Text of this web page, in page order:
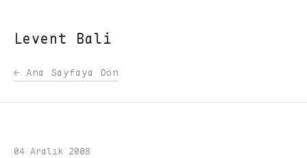
Levent Bali
← Ana Sayfaya Dön
04 Aralık 2008